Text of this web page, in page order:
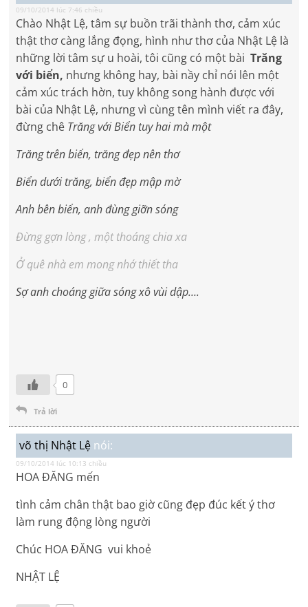
09/10/2014 lúc 7:46 chiều
Chào Nhật Lệ, tâm sự buồn trãi thành thơ, cảm xúc
thật thơ càng lắng đọng, hình như thơ của Nhật Lệ là
những lời tâm sự u hoài, tôi cũng có một bài Trăng
với biển, nhưng không hay, bài nầy chỉ nói lên một
cảm xúc trách hờn, tuy không song hành được với
bài của Nhật Lệ, nhưng vì cùng tên mình viết ra đây,
đừng chê Trăng với Biển tuy hai mà một
Trăng trên biển, trăng đẹp nên thơ
Biển dưới trăng, biển đẹp mập mờ
Anh bên biển, anh đùng giỡn sóng
Đừng gợn lòng , một thoáng chia xa
Ở quê nhà em mong nhớ thiết tha
Sợ anh choáng giữa sóng xô vùi dập….
0
Trả lời
võ thị Nhật Lệ nói:
09/10/2014 lúc 10:13 chiều
HOA ĐĂNG mến
tình cảm chân thật bao giờ cũng đẹp đúc kết ý thơ
làm rung động lòng người
Chúc HOA ĐĂNG vui khoẻ
NHẬT LỆ